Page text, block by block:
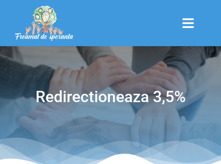
Toggle
POVESTEA NOASTRA
DIRECTIONEAZA 20%
REDIRECTIONEAZA 3,5%
Redirectioneaza 3,5%